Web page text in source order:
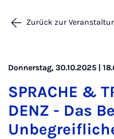
Zurück zur
Donnerstag, 30.10.2025 |
SPRA­CHE &
DENZ - Das